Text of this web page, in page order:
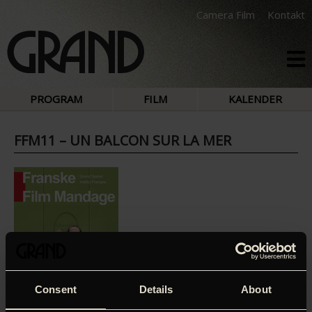
Consent Details About
Camera Film Kontakt
PROGRAM FILM KALENDER
FFM11 – UN BALCON SUR LA MER